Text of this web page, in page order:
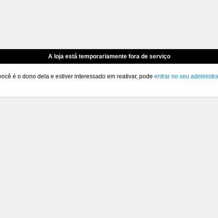
A loja está temporariamente fora de serviço
é o dono dela e estiver interessado em reativar, pode entrar no seu